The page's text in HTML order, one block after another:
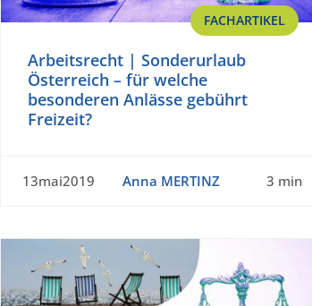
FACHARTIKEL
Arbeitsrecht | Sonderurlaub
Österreich – für welche
besonderen Anlässe gebührt
Freizeit?
13mai2019 Anna MERTINZ 3 min